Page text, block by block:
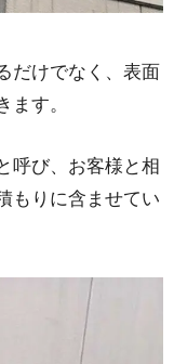
だけでなく、表面
す。
呼び、お客様と相
もりに含ませてい